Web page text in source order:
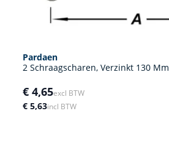
Pardaen
2 Schraagscharen, Verzinkt 130 Mm
€ 4,65excl BTW
€ 5,63incl BTW